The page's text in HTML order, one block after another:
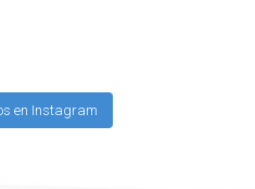
en Instagram